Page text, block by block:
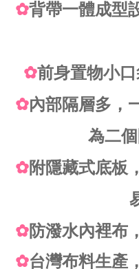
✿背帶一體成型
✿前身置物小
✿內部隔層多，
為二
✿附隱藏式底板
✿防潑水內裡布
✿台灣布料生產